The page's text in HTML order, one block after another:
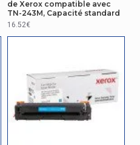
de Xerox compatible avec
TN-243M, Capacité standard
16.52€